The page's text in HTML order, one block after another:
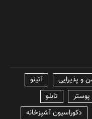
آتینو
پوستر
تابلو
دکوراسیون آشپزخانه